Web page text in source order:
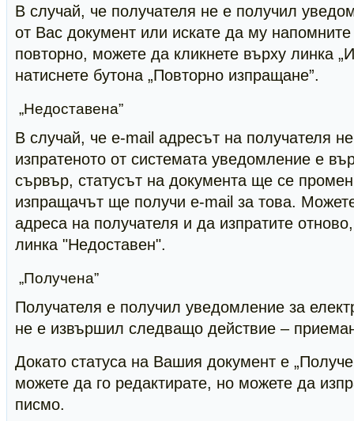
В случай, че получателя не е получил
от Вас документ или искате да му
повторно, можете да кликнете върху линка
натиснете бутона „Повторно изпращане”.
„Недоставена”
В случай, че e-mail адресът на получателя
изпратеното от системата уведомление е
сървър, статусът на документа ще се
изпращачът ще получи e-mail за това.
адреса на получателя и да изпратите
линка "Недоставен".
„Получена”
Получателя е получил уведомление за
не е извършил следващо действие –
Докато статуса на Вашия документ е
можете да го редактирате, но можете да
писмо.